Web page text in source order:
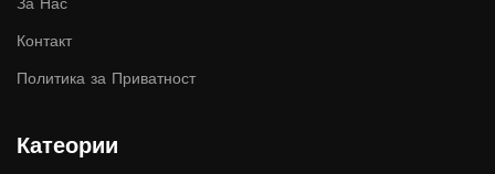
Контакт
Политика за Приватност
Катеории